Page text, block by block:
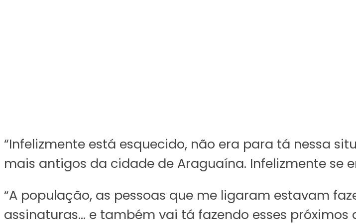
“Infelizmente está esquecido, não era para tá nessa
mais antigos da cidade de Araguaína. Infelizmente se
“A população, as pessoas que me ligaram estavam
assinaturas… e também vai tá fazendo esses